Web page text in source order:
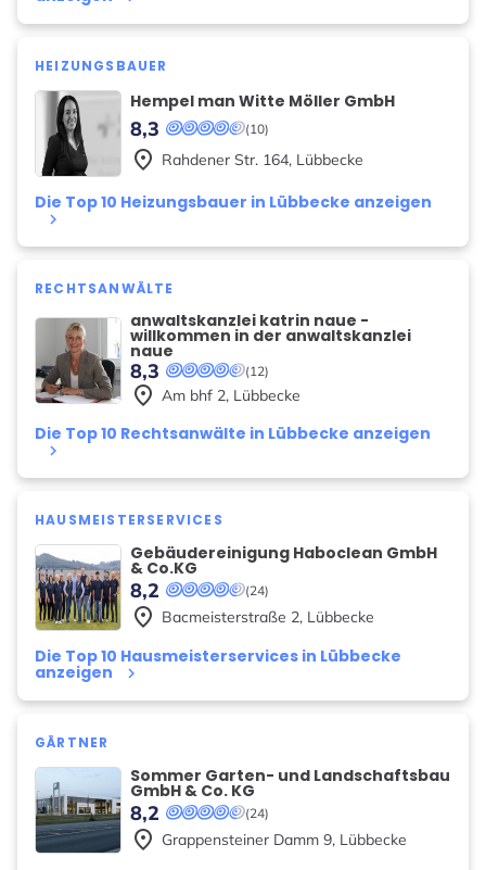
HEIZUNGSBAUER
Hempel man Witte Möller GmbH
(10)
8,3
Die Top 10 Heizungsbauer in Lübbecke anzeigen
keyboard_arrow_right
place Rahdener Str. 164, Lübbecke
RECHTSANWÄLTE
anwaltskanzlei katrin naue -
willkommen in der anwaltskanzlei
naue
(12)
8,3
Die Top 10 Rechtsanwälte in Lübbecke anzeigen
keyboard_arrow_right
place Am bhf 2, Lübbecke
HAUSMEISTERSERVICES
Gebäudereinigung Haboclean GmbH
& Co.KG
(24)
8,2
Die Top 10 Hausmeisterservices in Lübbecke
anzeigen keyboard_arrow_right
place Bacmeisterstraße 2, Lübbecke
GÄRTNER
Sommer Garten- und Landschaftsbau
GmbH & Co. KG
(24)
8,2
place Grappensteiner Damm 9, Lübbecke